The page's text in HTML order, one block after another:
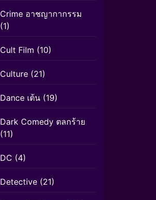
Crime อาชญากากรรม
(1)
Cult Film (10)
Culture (21)
Dance เต้น (19)
Dark Comedy ตลกร้าย
(11)
DC (4)
Detective (21)